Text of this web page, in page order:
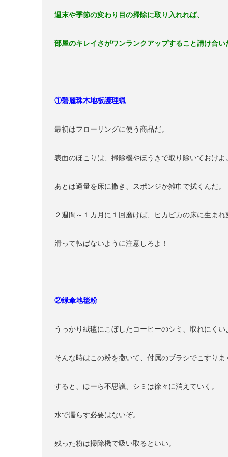
週末や季節の変わり目の掃除に取り入れれば、
部屋のキレイさがワンランクアップすること請け合
①碧麗珠木地板護理蝋
最初はフローリングに使う商品だ。
表面のほこりは、掃除機やほうきで取り除いておけよ。
あとは適量を床に撒き、スポンジか雑巾で拭くんだ。
２週間～１カ月に１回磨けば、ピカピカの床に生まれ
滑って転ばないように注意しろよ！
②緑傘地毯粉
うっかり絨毯にこぼしたコーヒーのシミ、取れにくい
そんな時はこの粉を撒いて、付属のブラシでこすりま
すると、ほーら不思議、シミは徐々に消えていく。
水で濡らす必要はないぞ。
残った粉は掃除機で吸い取るといい。